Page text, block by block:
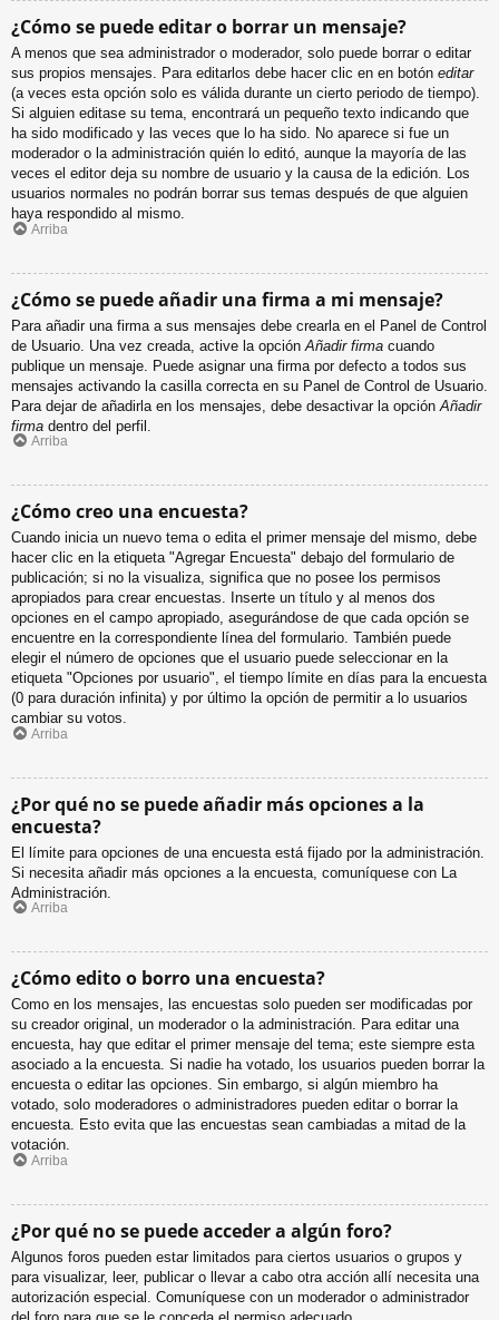
¿Cómo se puede editar o borrar un mensaje?
A menos que sea administrador o moderador, solo puede borrar o editar
sus propios mensajes. Para editarlos debe hacer clic en en botón editar
(a veces esta opción solo es válida durante un cierto periodo de tiempo).
Si alguien editase su tema, encontrará un pequeño texto indicando que
ha sido modificado y las veces que lo ha sido. No aparece si fue un
moderador o la administración quién lo editó, aunque la mayoría de las
veces el editor deja su nombre de usuario y la causa de la edición. Los
usuarios normales no podrán borrar sus temas después de que alguien
haya respondido al mismo.
Arriba
¿Cómo se puede añadir una firma a mi mensaje?
Para añadir una firma a sus mensajes debe crearla en el Panel de Control
de Usuario. Una vez creada, active la opción Añadir firma cuando
publique un mensaje. Puede asignar una firma por defecto a todos sus
mensajes activando la casilla correcta en su Panel de Control de Usuario.
Para dejar de añadirla en los mensajes, debe desactivar la opción Añadir
firma dentro del perfil.
Arriba
¿Cómo creo una encuesta?
Cuando inicia un nuevo tema o edita el primer mensaje del mismo, debe
hacer clic en la etiqueta "Agregar Encuesta" debajo del formulario de
publicación; si no la visualiza, significa que no posee los permisos
apropiados para crear encuestas. Inserte un título y al menos dos
opciones en el campo apropiado, asegurándose de que cada opción se
encuentre en la correspondiente línea del formulario. También puede
elegir el número de opciones que el usuario puede seleccionar en la
etiqueta "Opciones por usuario", el tiempo límite en días para la encuesta
(0 para duración infinita) y por último la opción de permitir a lo usuarios
cambiar su votos.
Arriba
¿Por qué no se puede añadir más opciones a la
encuesta?
El límite para opciones de una encuesta está fijado por la administración.
Si necesita añadir más opciones a la encuesta, comuníquese con La
Administración.
Arriba
¿Cómo edito o borro una encuesta?
Como en los mensajes, las encuestas solo pueden ser modificadas por
su creador original, un moderador o la administración. Para editar una
encuesta, hay que editar el primer mensaje del tema; este siempre esta
asociado a la encuesta. Si nadie ha votado, los usuarios pueden borrar la
encuesta o editar las opciones. Sin embargo, si algún miembro ha
votado, solo moderadores o administradores pueden editar o borrar la
encuesta. Esto evita que las encuestas sean cambiadas a mitad de la
votación.
Arriba
¿Por qué no se puede acceder a algún foro?
Algunos foros pueden estar limitados para ciertos usuarios o grupos y
para visualizar, leer, publicar o llevar a cabo otra acción allí necesita una
autorización especial. Comuníquese con un moderador o administrador